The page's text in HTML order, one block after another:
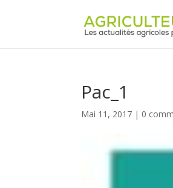
Pac_1
Mai 11, 2017 | 0